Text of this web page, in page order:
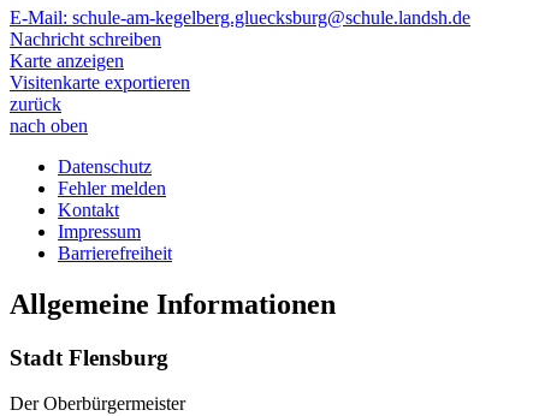
E-Mail: schule-am-kegelberg.gluecksburg@schule.landsh.de
Nachricht schreiben
Karte anzeigen
Visitenkarte exportieren
zurück
nach oben
Datenschutz
Fehler melden
Kontakt
Impressum
Barrierefreiheit
Allgemeine Informationen
Stadt Flensburg
Der Oberbürgermeister